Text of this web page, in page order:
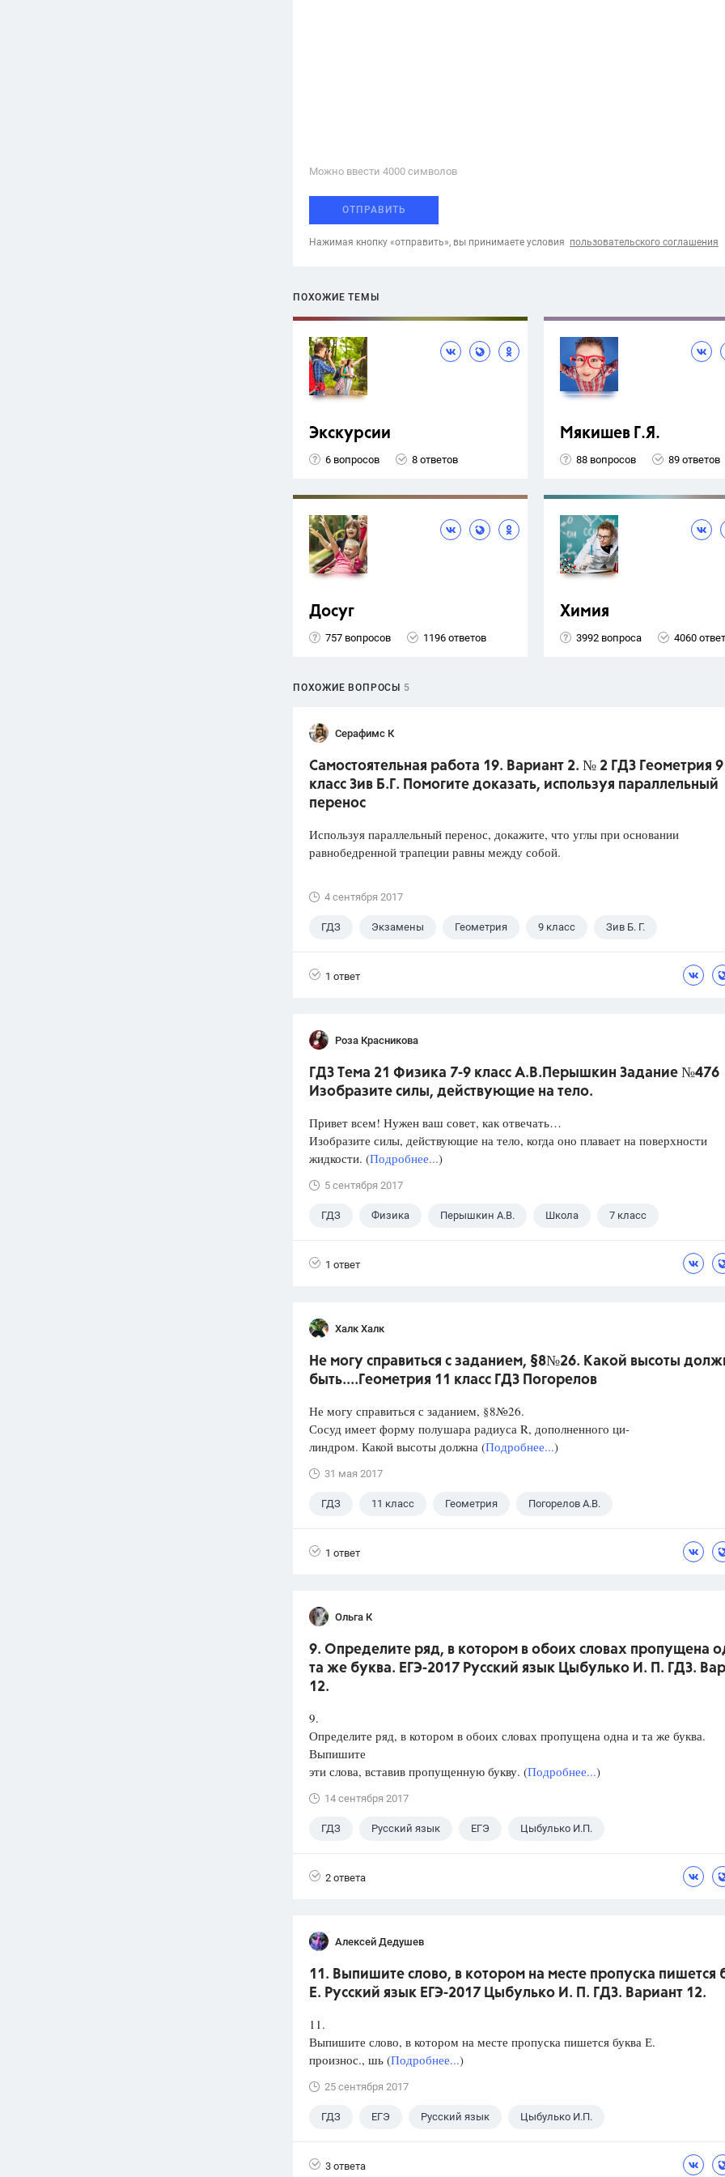
Можно ввести 4000 cимволов
ОТПРАВИТЬ
Нажимая кнопку «отправить», вы принимаете условия пользовательского соглашения
ПОХОЖИЕ ТЕМЫ
Экскурсии
6 вопросов 8 ответов
Мякишев Г.Я.
88 вопросов 89 ответов
Досуг
757 вопросов 1196 ответов
Химия
3992 вопроса 4060
ПОХОЖИЕ ВОПРОСЫ 5
Серафимс К
Самостоятельная работа 19. Вариант 2. № 2 ГДЗ Геометрия 9
класс Зив Б.Г. Помогите доказать, используя параллельный
перенос
Используя параллельный перенос, докажите, что углы при основании
равнобедренной трапеции равны между собой.
4 сентября 2017
ГДЗ Экзамены Геометрия 9 класс Зив Б. Г.
1 ответ
Роза Красникова
ГДЗ Тема 21 Физика 7-9 класс А.В.Перышкин Задание №476
Изобразите силы, действующие на тело.
Привет всем! Нужен ваш совет, как отвечать…
Изобразите силы, действующие на тело, когда оно плавает на поверхности
жидкости. (Подробнее...)
5 сентября 2017
ГДЗ Физика Перышкин А.В. Школа 7 класс
1 ответ
Халк Халк
Не могу справиться с заданием, §8№26. Какой высоты
быть....Геометрия 11 класс ГДЗ Погорелов
Не могу справиться с заданием, §8№26.
Сосуд имеет форму полушара радиуса R, дополненного ци-
линдром. Какой высоты должна (Подробнее...)
31 мая 2017
ГДЗ 11 класс Геометрия Погорелов А.В.
1 ответ
Ольга К
9. Определите ряд, в котором в обоих словах пропущена
та же буква. ЕГЭ-2017 Русский язык Цыбулько И. П. ГДЗ.
12.
9.
Определите ряд, в котором в обоих словах пропущена одна и та же буква.
Выпишите
эти слова, вставив пропущенную букву. (Подробнее...)
14 сентября 2017
ГДЗ Русский язык ЕГЭ Цыбулько И.П.
2 ответа
Алексей Дедушев
11. Выпишите слово, в котором на месте пропуска пишется
Е. Русский язык ЕГЭ-2017 Цыбулько И. П. ГДЗ. Вариант 12.
11.
Выпишите слово, в котором на месте пропуска пишется буква Е.
произнос., шь (Подробнее...)
25 сентября 2017
ГДЗ ЕГЭ Русский язык Цыбулько И.П.
3 ответа